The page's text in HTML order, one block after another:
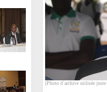
(Photo d`archive utilisée